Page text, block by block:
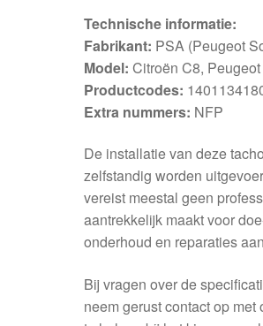
Technische informatie:
Fabrikant: PSA (Peugeot
Model: Citroën C8,
Productcodes:
Extra nummers: NFP
De installatie van deze
zelfstandig worden
vereist meestal geen
aantrekkelijk maakt voor
onderhoud en reparaties
Bij vragen over de
neem gerust contact op